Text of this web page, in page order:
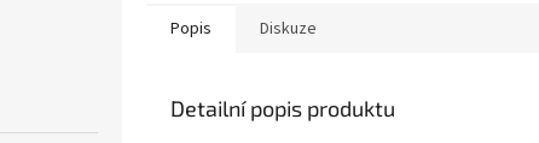
Popis Diskuze
Detailní popis produktu